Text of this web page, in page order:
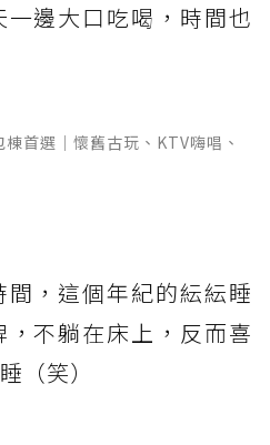
邊大口吃喝，時間也
棟首選｜懷舊古玩、KTV嗨唱、
，這個年紀的紜紜睡
不躺在床上，反而喜
（笑）